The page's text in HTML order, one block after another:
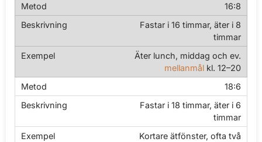
16:8
Fastar i 16 timmar, äter i 8
timmar
Äter lunch, middag och ev.
mellanmål kl. 12–20
18:6
Fastar i 18 timmar, äter i 6
timmar
Kortare ätfönster, ofta två